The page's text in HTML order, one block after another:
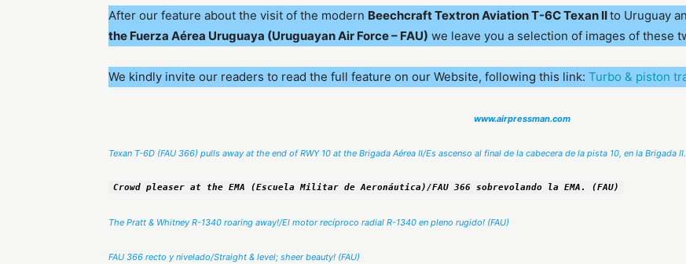
After our feature about the visit of the modern Beechcraft Textron Aviation T-6C Texan IIto Uruguay
the Fuerza Aérea Uruguaya (Uruguayan Air Force – FAU) we leave you a selection of images of these
We kindly invite our readers to read the full feature on our Website, following this link: Turbo & piston
www.airpressman.com
Texan T-6D (FAU 366) pulls away at the end of RWY 10 at the Brigada Aérea II/Es ascenso al final de la cabecera de la pista 10, en la Brigada
Crowd pleaser at the EMA (Escuela Militar de Aeronáutica)/FAU 366 sobrevolando la EMA. (FAU)
The Pratt & Whitney R-1340 roaring away!/El motor recíproco radial R-1340 en pleno rugido! (FAU)
FAU 366 recto y nivelado/Straight & level; sheer beauty! (FAU)